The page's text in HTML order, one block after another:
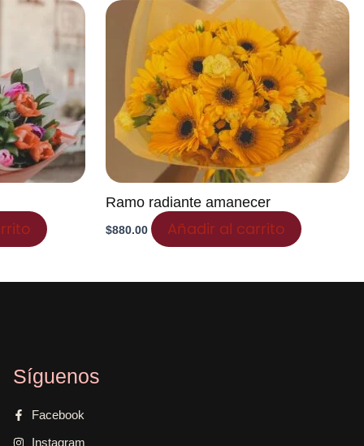
Ramo radiante amanecer
$880.00 Añadir al carrito
Síguenos
Facebook
Instagram